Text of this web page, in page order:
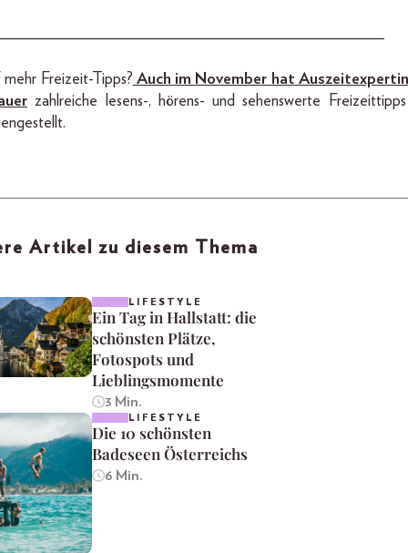
Freizeit-Tipps? Auch im November hat
zahlreiche lesens-, hörens- und sehenswerte
Artikel zu diesem Thema
LIFESTYLE
Ein Tag in Hallstatt: die
schönsten Plätze,
Fotospots und
Lieblingsmomente
3 Min.
LIFESTYLE
Die 10 schönsten
Badeseen Österreichs
6 Min.